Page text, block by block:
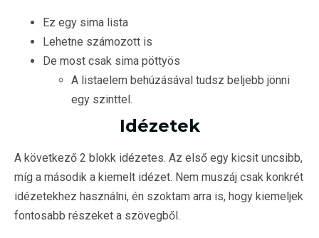
Ez egy sima lista
Lehetne számozott is
De most csak sima pöttyös
A listaelem behúzásával tudsz beljebb jönni
egy szinttel.
Idézetek
A következő 2 blokk idézetes. Az első egy kicsit uncsibb,
míg a második a kiemelt idézet. Nem muszáj csak konkrét
idézetekhez használni, én szoktam arra is, hogy kiemeljek
fontosabb részeket a szövegből.